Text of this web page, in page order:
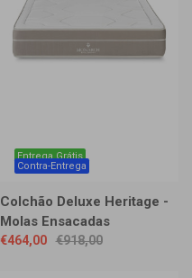
Entrega Grátis
Contra-Entrega
Colchão Deluxe Heritage -
Molas Ensacadas
€464,00 €918,00